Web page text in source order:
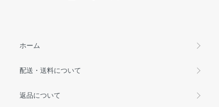
ホーム
配送・送料について
返品について